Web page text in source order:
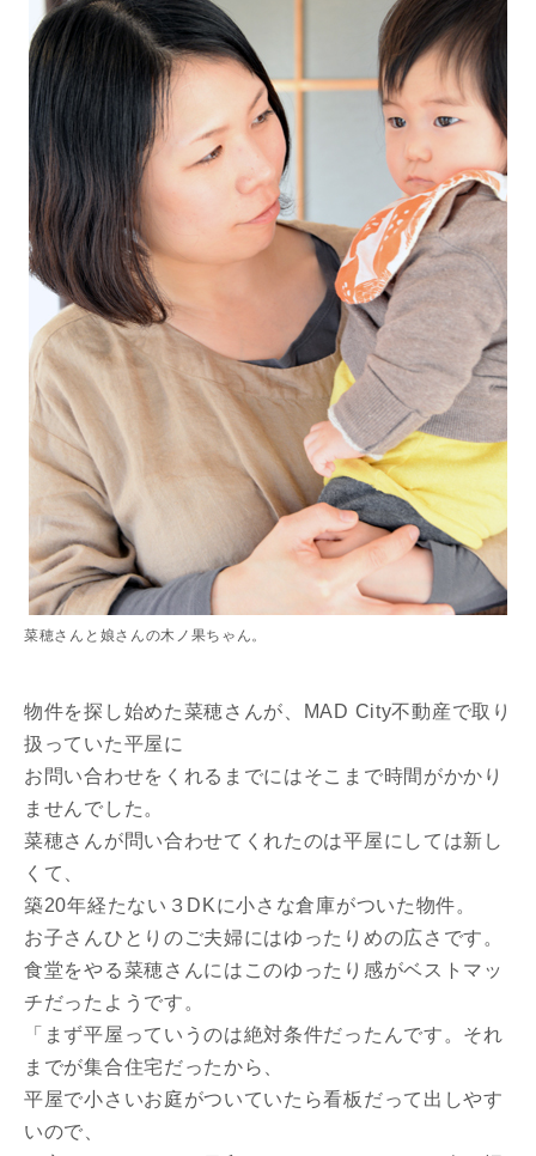
菜穂さんと娘さんの木ノ果ちゃん。
物件を探し始めた菜穂さんが、MAD City不動産で取り
扱っていた平屋に
お問い合わせをくれるまでにはそこまで時間がかかり
ませんでした。
菜穂さんが問い合わせてくれたのは平屋にしては新し
くて、
築20年経たない３DKに小さな倉庫がついた物件。
お子さんひとりのご夫婦にはゆったりめの広さです。
食堂をやる菜穂さんにはこのゆったり感がベストマッ
チだったようです。
「まず平屋っていうのは絶対条件だったんです。それ
までが集合住宅だったから、
平屋で小さいお庭がついていたら看板だって出しやす
いので、